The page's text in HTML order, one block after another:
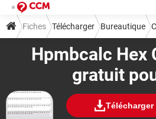
Hpmbcalc Hex
gratuit
Fiches Télécharger Bureautique